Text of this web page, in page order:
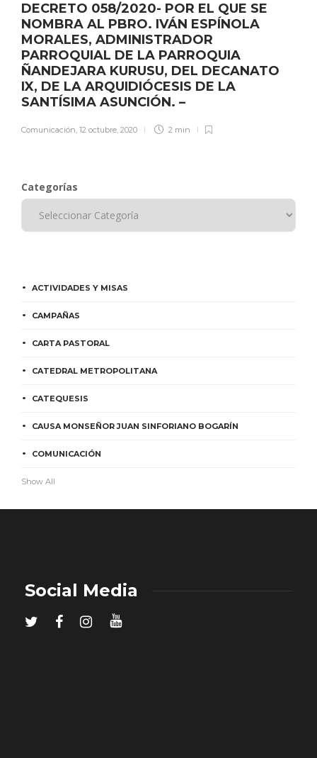
DECRETO 058/2020- POR EL QUE SE
NOMBRA AL PBRO. IVÁN ESPÍNOLA
MORALES, ADMINISTRADOR
PARROQUIAL DE LA PARROQUIA
ÑANDEJARA KURUSU, DEL DECANATO
IX, DE LA ARQUIDIÓCESIS DE LA
SANTÍSIMA ASUNCIÓN. –
Comunicación, 12 octubre, 2020 2 min
Categorías
ACTIVIDADES Y MISAS
CAMPAÑAS
CARTA PASTORAL
CATEDRAL METROPOLITANA
CATEQUESIS
CAUSA MONSEÑOR JUAN SINFORIANO BOGARÍN
COMUNICACIÓN
Show All
Social Media